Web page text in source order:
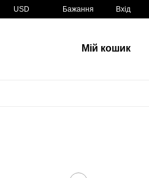
USD Бажання Вхід
Мій кошик